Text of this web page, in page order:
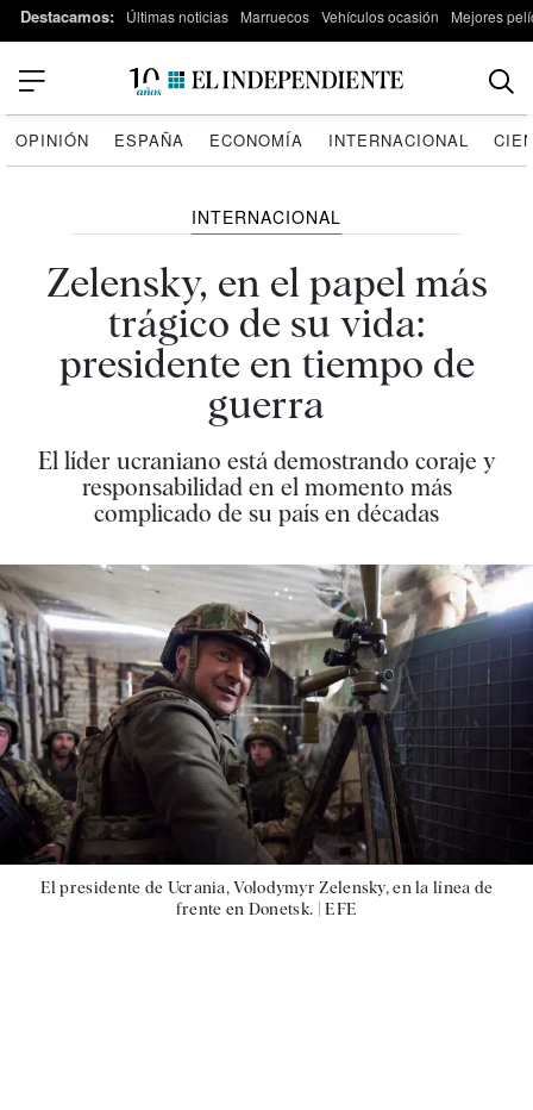
Destacamos: Últimas noticias Marruecos Vehículos ocasión Mejores
OPINIÓN ESPAÑA ECONOMÍA INTERNACIONAL
INTERNACIONAL
Zelensky, en el papel más
trágico de su vida:
presidente en tiempo de
guerra
El líder ucraniano está demostrando coraje y
responsabilidad en el momento más
complicado de su país en décadas
El presidente de Ucrania, Volodymyr Zelensky, en la línea de
frente en Donetsk. |EFE